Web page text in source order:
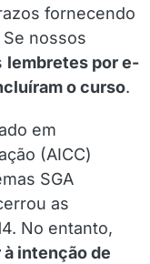
fornecendo
Se nossos
lembretes por e-
o curso.
em
(AICC)
SGA
as
No entanto,
intenção de